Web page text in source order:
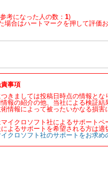
考になった人の数： 1)
場合はハートマークを押して評価
事項
きましては投稿日時点の情報とな
報の紹介の他、当社による検証結
情報によって被ったいかなる損
イクロソフト社によるサポートペ
よるサポートを希望される方は適
イクロソフト社のサポートをお求